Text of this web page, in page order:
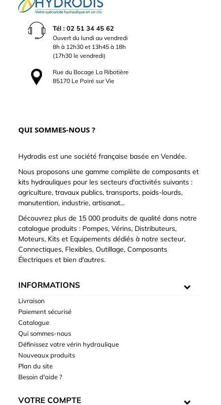
Tél : 02 51 34 45 62
Ouvert du lundi au vendredi
8h à 12h30 et 13h45 à 18h
(17h30 le vendredi)
Rue du Bocage La Ribotière
85170 Le Poiré sur Vie
QUI SOMMES-NOUS ?
Hydrodis est une société française basée en Vendée.
Nous proposons une gamme complète de composants et
kits hydrauliques pour les secteurs d'activités suivants :
agriculture, travaux publics, transports, poids-lourds,
manutention, industrie, artisanat...
Découvrez plus de 15 000 produits de qualité dans notre
catalogue produits : Pompes, Vérins, Distributeurs,
Moteurs, Kits et Equipements dédiés à notre secteur,
Connectiques, Flexibles, Outillage, Composants
Électriques et bien d'autres.
INFORMATIONS
Livraison
Paiement sécurisé
Catalogue
Qui sommes-nous
Définissez votre vérin hydraulique
Nouveaux produits
Plan du site
Besoin d'aide ?
VOTRE COMPTE